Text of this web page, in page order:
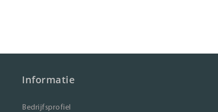
Informatie
Bedrijfsprofiel